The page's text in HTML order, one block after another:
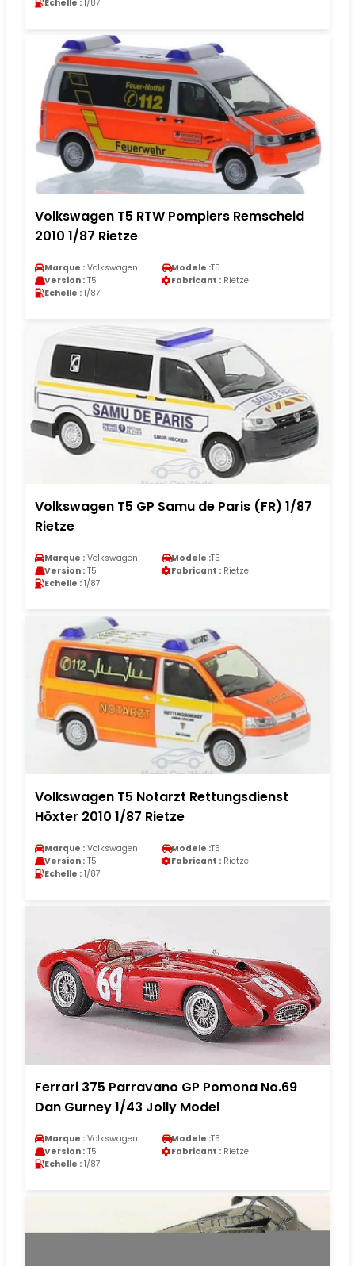
Echelle : 1/87
Volkswagen T5 RTW Pompiers Remscheid
2010 1/87 Rietze
Marque : Volkswagen Modele :T5
Version : T5 Fabricant : Rietze
Echelle : 1/87
Volkswagen T5 GP Samu de Paris (FR) 1/87
Rietze
Marque : Volkswagen Modele :T5
Version : T5 Fabricant : Rietze
Echelle : 1/87
Volkswagen T5 Notarzt Rettungsdienst
Höxter 2010 1/87 Rietze
Marque : Volkswagen Modele :T5
Version : T5 Fabricant : Rietze
Echelle : 1/87
Ferrari 375 Parravano GP Pomona No.69
Dan Gurney 1/43 Jolly Model
Marque : Volkswagen Modele :T5
Version : T5 Fabricant : Rietze
Echelle : 1/87